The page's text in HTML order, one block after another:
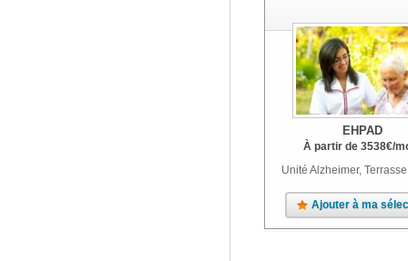
EHPAD
À partir de 3538€/
Unité Alzheimer,
Ajouter à ma